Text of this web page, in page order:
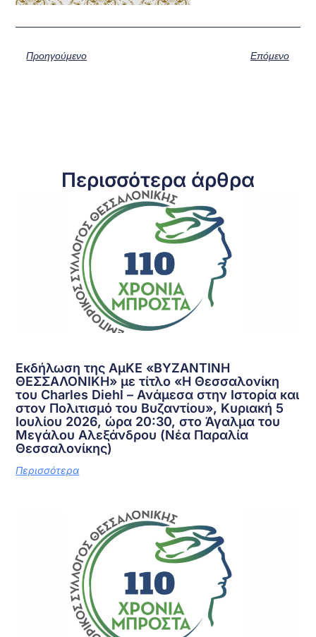
Προηγούμενο Επόμενο
Περισσότερα άρθρα
Εκδήλωση της ΑμΚΕ «ΒΥΖΑΝΤΙΝΗ
ΘΕΣΣΑΛΟΝΙΚΗ» με τίτλο «Η Θεσσαλονίκη
του Charles Diehl – Ανάμεσα στην Ιστορία και
στον Πολιτισμό του Βυζαντίου», Κυριακή 5
Ιουλίου 2026, ώρα 20:30, στο Άγαλμα του
Μεγάλου Αλεξάνδρου (Νέα Παραλία
Θεσσαλονίκης)
Περισσότερα